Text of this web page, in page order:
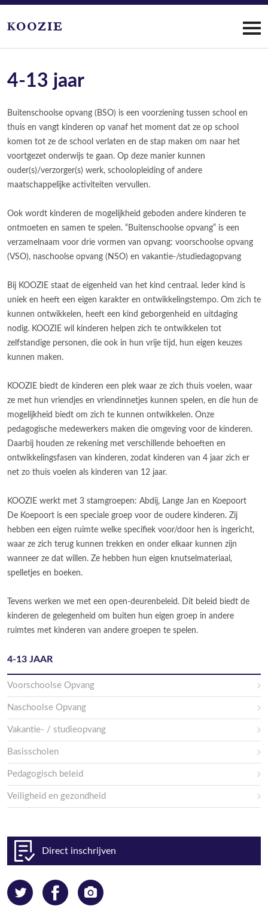
4-13 JAAR
Voorschoolse Opvang
Naschoolse Opvang
Vakantie- / studieopvang
Basisscholen
Pedagogisch beleid
Veiligheid en gezondheid
Direct inschrijven
4-13 jaar
Buitenschoolse opvang (BSO) is een voorziening tussen school en
thuis en vangt kinderen op vanaf het moment dat ze op school
komen tot ze de school verlaten en de stap maken om naar het
voortgezet onderwijs te gaan. Op deze manier kunnen
ouder(s)/verzorger(s) werk, schoolopleiding of andere
maatschappelijke activiteiten vervullen.
Ook wordt kinderen de mogelijkheid geboden andere kinderen te
ontmoeten en samen te spelen. “Buitenschoolse opvang” is een
verzamelnaam voor drie vormen van opvang: voorschoolse opvang
(VSO), naschoolse opvang (NSO) en vakantie-/studiedagopvang
Bij KOOZIE staat de eigenheid van het kind centraal. Ieder kind is
uniek en heeft een eigen karakter en ontwikkelingstempo. Om zich te
kunnen ontwikkelen, heeft een kind geborgenheid en uitdaging
nodig. KOOZIE wil kinderen helpen zich te ontwikkelen tot
zelfstandige personen, die ook in hun vrije tijd, hun eigen keuzes
kunnen maken.
KOOZIE biedt de kinderen een plek waar ze zich thuis voelen, waar
ze met hun vriendjes en vriendinnetjes kunnen spelen, en die hun de
mogelijkheid biedt om zich te kunnen ontwikkelen. Onze
pedagogische medewerkers maken die omgeving voor de kinderen.
Daarbij houden ze rekening met verschillende behoeften en
ontwikkelingsfasen van kinderen, zodat kinderen van 4 jaar zich er
net zo thuis voelen als kinderen van 12 jaar.
KOOZIE werkt met 3 stamgroepen: Abdij, Lange Jan en Koepoort
De Koepoort is een speciale groep voor de oudere kinderen. Zij
hebben een eigen ruimte welke specifiek voor/door hen is ingericht,
waar ze zich terug kunnen trekken en onder elkaar kunnen zijn
wanneer ze dat willen. Ze hebben hun eigen knutselmateriaal,
spelletjes en boeken.
Tevens werken we met een open-deurenbeleid. Dit beleid biedt de
kinderen de gelegenheid om buiten hun eigen groep in andere
ruimtes met kinderen van andere groepen te spelen.